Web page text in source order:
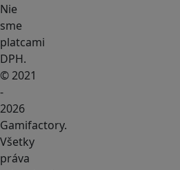
Nie
sme
platcami
DPH.
© 2021
-
2026
Gamifactory.
Všetky
práva